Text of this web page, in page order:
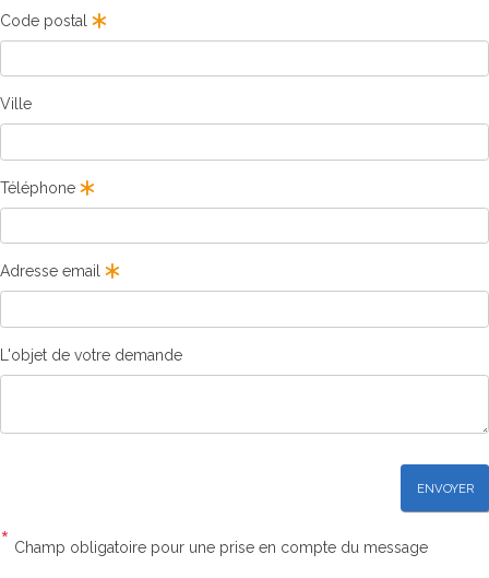
Code postal
Ville
Téléphone
Adresse email
L'objet de votre demande
ENVOYER
* Champ obligatoire pour une prise en compte du message